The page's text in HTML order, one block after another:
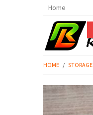
Home
HOME / STORAGE